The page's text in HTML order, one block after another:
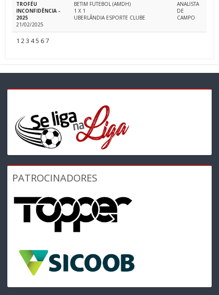
TROFÉU
INCONFIDÊNCIA -
2025
21/02/2025
BETIM FUTEBOL (AMDH)
1 X 1
UBERLÂNDIA ESPORTE CLUBE
ANALISTA
DE
CAMPO
1 23 45 67
PATROCINADORES